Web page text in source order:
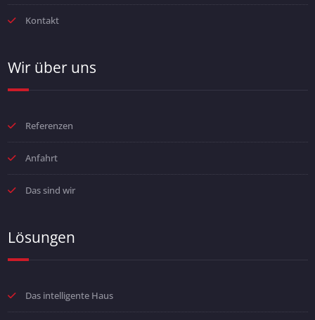
Kontakt
Wir über uns
Referenzen
Anfahrt
Das sind wir
Lösungen
Das intelligente Haus